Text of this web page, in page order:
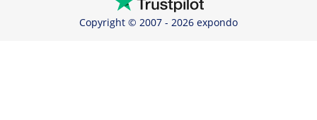
Copyright © 2007 - 2026 expondo